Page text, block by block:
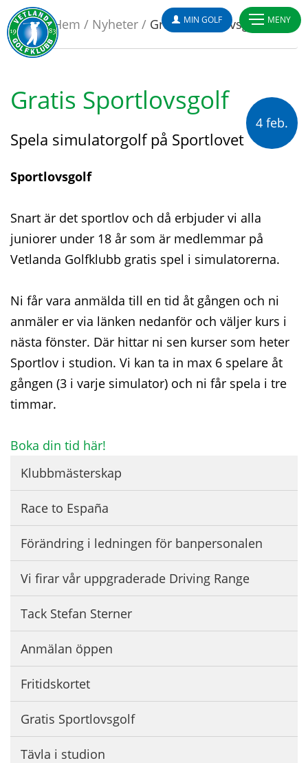
MIN GOLF MENY
Hem / Nyheter / Gratis Sportlovsgolf
Klubbmästerskap
Race to España
Förändring i ledningen för banpersonalen
Vi firar vår uppgraderade Driving Range
Tack Stefan Sterner
Anmälan öppen
Fritidskortet
Gratis Sportlovsgolf
Tävla i studion
4 feb.
Gratis Sportlovsgolf
Spela simulatorgolf på Sportlovet
Sportlovsgolf
Snart är det sportlov och då erbjuder vi alla
juniorer under 18 år som är medlemmar på
Vetlanda Golfklubb gratis spel i simulatorerna.
Ni får vara anmälda till en tid åt gången och ni
anmäler er via länken nedanför och väljer kurs i
nästa fönster. Där hittar ni sen kurser som heter
Sportlov i studion. Vi kan ta in max 6 spelare åt
gången (3 i varje simulator) och ni får spela i tre
timmar.
Boka din tid här!